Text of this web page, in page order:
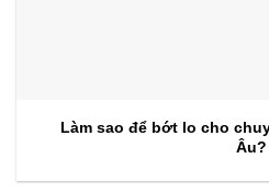
Làm sao để bớt lo cho
Âu?